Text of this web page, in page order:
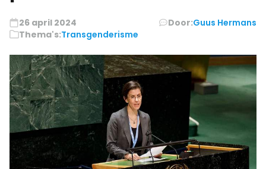
26 april 2024 Door:Guus Hermans
Thema's:Transgenderisme